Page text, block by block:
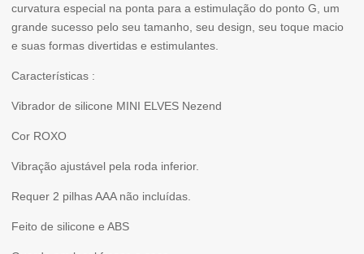
ELEVES
curvatura especial na ponta para a estimulação do ponto G, um
grande sucesso pelo seu tamanho, seu design, seu toque macio
e suas formas divertidas e estimulantes.
Características :
Vibrador de silicone MINI ELVES Nezend
Cor ROXO
Vibração ajustável pela roda inferior.
Requer 2 pilhas AAA não incluídas.
Feito de silicone e ABS